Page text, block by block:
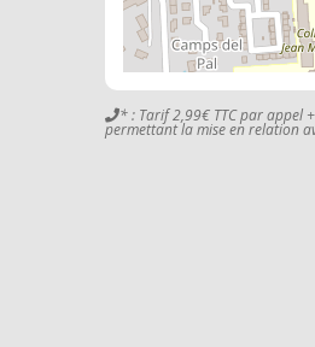
* : Tarif 2,99€ TTC par appel
permettant la mise en relation